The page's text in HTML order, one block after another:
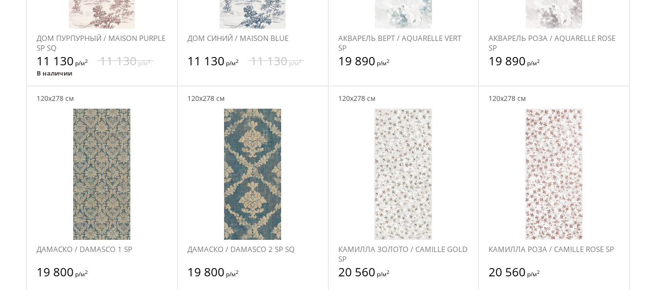
ДОМ ПУРПУРНЫЙ / MAISON PURPLE
SP SQ
11 130 р/м2 11 130р/м2
В наличии
ДОМ СИНИЙ / MAISON BLUE
11 130 р/м2 11 130р/м2
АКВАРЕЛЬ ВЕРТ / AQUARELLE VERT
SP
19 890 р/м2
АКВАРЕЛЬ РОЗА / AQUARELLE ROSE
SP
19 890 р/м2
120x278 см
ДАМАСКО / DAMASCO 1 SP
19 800 р/м2
120x278 см
ДАМАСКО / DAMASCO 2 SP SQ
19 800 р/м2
120x278 см
КАМИЛЛА ЗОЛОТО / CAMILLE GOLD
SP
20 560 р/м2
120x278 см
КАМИЛЛА РОЗА / CAMILLE ROSE SP
20 560 р/м2